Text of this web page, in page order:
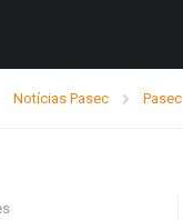
Notícias Pasec Pasec